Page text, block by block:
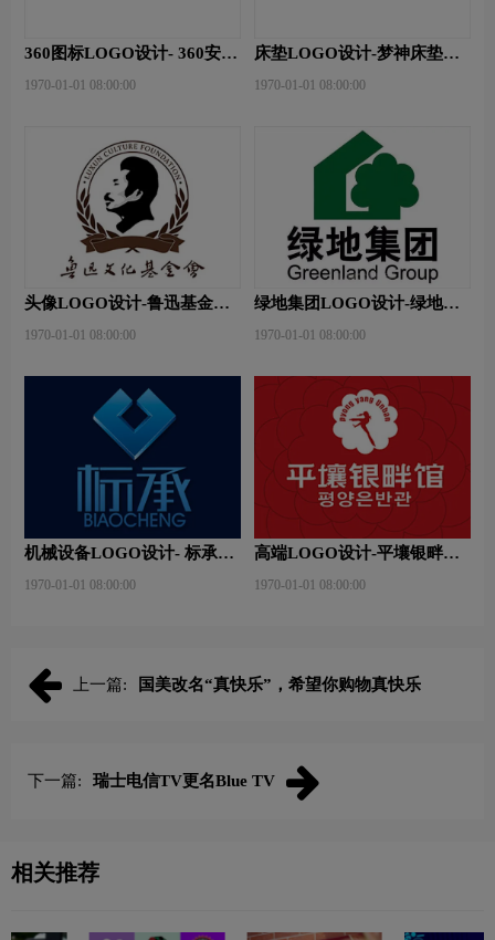
360图标LOGO设计- 360安全
1970-01-01 08:00:00
床垫LOGO设计-梦神床垫品
1970-01-01 08:00:00
头像LOGO设计-鲁迅基金会
1970-01-01 08:00:00
绿地集团LOGO设计-绿地集
1970-01-01 08:00:00
机械设备LOGO设计- 标承机
1970-01-01 08:00:00
高端LOGO设计-平壤银畔馆
1970-01-01 08:00:00
上一篇: 国美改名“真快乐”，希望你购物真快乐
下一篇: 瑞士电信TV更名Blue TV
相关推荐